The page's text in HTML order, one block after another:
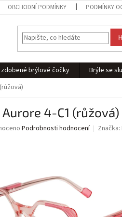
OBCHODNÍ PODMÍNKY PODMÍNKY
brýlové čočky Brýle se
Aurore 4-C1 (růžová)
Podrobnosti hodnocení Značka: